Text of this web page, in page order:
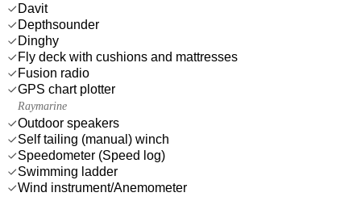
Davit
Depthsounder
Dinghy
Fly deck with cushions and mattresses
Fusion radio
GPS chart plotter
Raymarine
Outdoor speakers
Self tailing (manual) winch
Speedometer (Speed log)
Swimming ladder
Wind instrument/Anemometer